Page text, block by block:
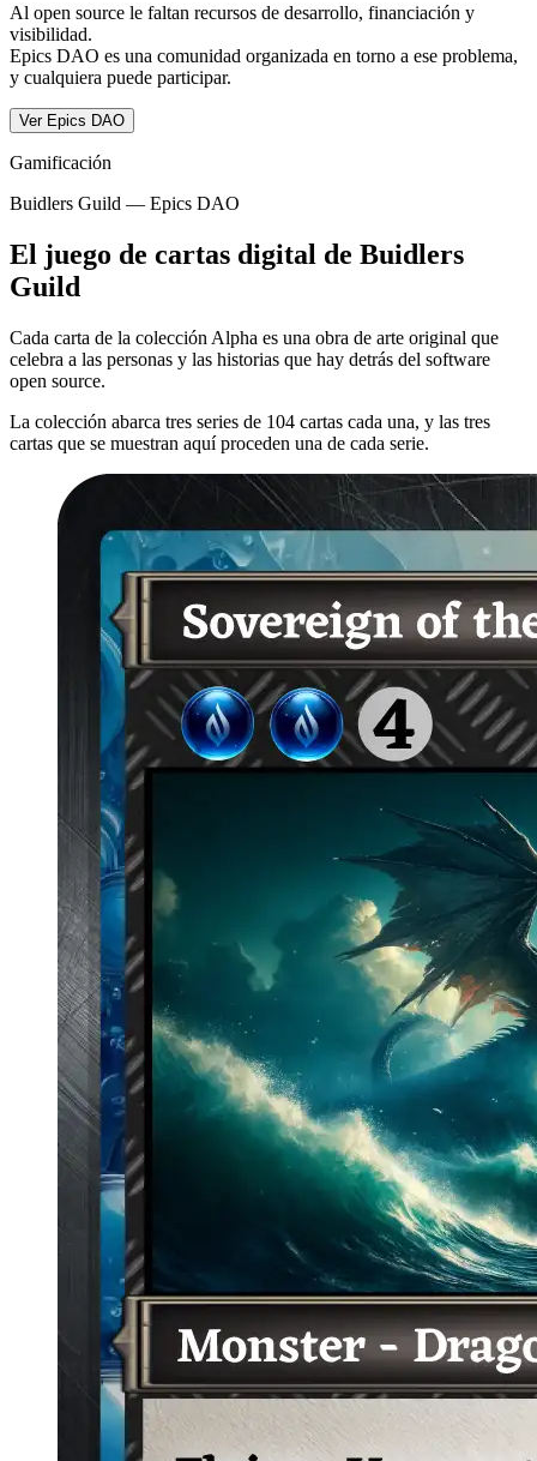
Al open source le faltan recursos de desarrollo, financiación y
visibilidad.
Epics DAO es una comunidad organizada en torno a ese problema,
y cualquiera puede participar.
Ver Epics DAO
Gamificación
Buidlers Guild — Epics DAO
El juego de cartas digital de Buidlers
Guild
Cada carta de la colección Alpha es una obra de arte original que
celebra a las personas y las historias que hay detrás del software
open source.
La colección abarca tres series de 104 cartas cada una, y las tres
cartas que se muestran aquí proceden una de cada serie.